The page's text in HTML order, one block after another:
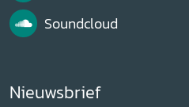
Soundcloud
Nieuwsbrief